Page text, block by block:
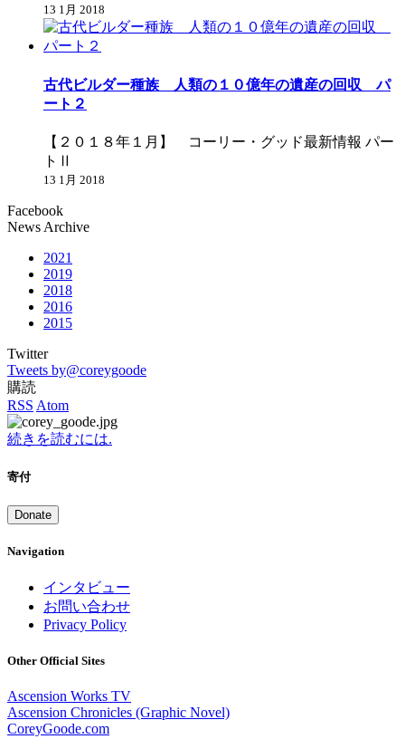
13 1月 2018
古代ビルダー種族 人類の１０億年の遺産の回収 パ
ート２
【２０１８年１月】 コーリー・グッド最新情報 パー
トⅡ
13 1月 2018
Facebook
News Archive
2021
2019
2018
2016
2015
Twitter
Tweets by@coreygoode
購読
RSS Atom
続きを読むには.
寄付
Donate
Navigation
インタビュー
お問い合わせ
Privacy Policy
Other Official Sites
Ascension Works TV
Ascension Chronicles (Graphic Novel)
CoreyGoode.com